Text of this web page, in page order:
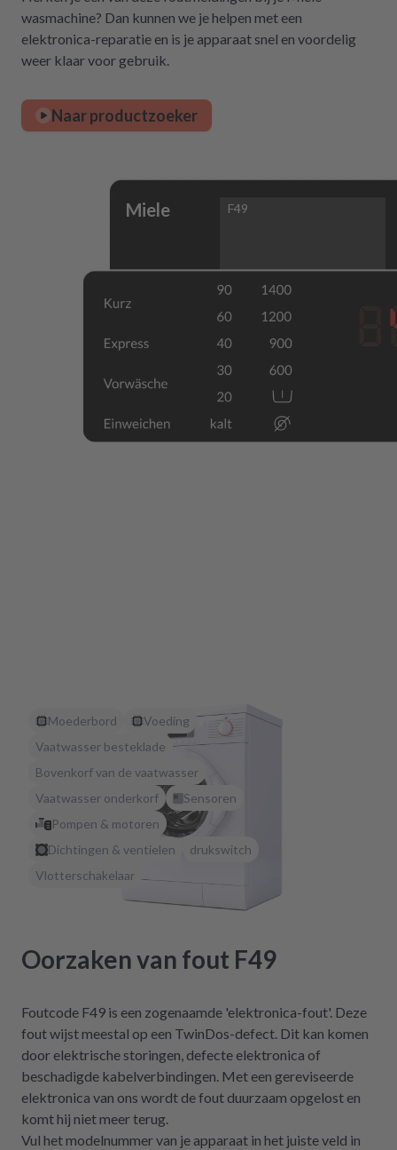
wasmachine? Dan kunnen we je helpen met een
elektronica-reparatie en is je apparaat snel en voordelig
weer klaar voor gebruik.
Naar productzoeker
Miele F49
Moederbord
Voeding
Vaatwasser besteklade
Bovenkorf van de vaatwasser
Vaatwasser onderkorf
Sensoren
Pompen & motoren
Dichtingen & ventielen
drukswitch
Vlotterschakelaar
Oorzaken van fout F49
Foutcode F49 is een zogenaamde 'elektronica-fout'. Deze
fout wijst meestal op een TwinDos-defect. Dit kan komen
door elektrische storingen, defecte elektronica of
beschadigde kabelverbindingen. Met een gereviseerde
elektronica van ons wordt de fout duurzaam opgelost en
komt hij niet meer terug.
Vul het modelnummer van je apparaat in het juiste veld in